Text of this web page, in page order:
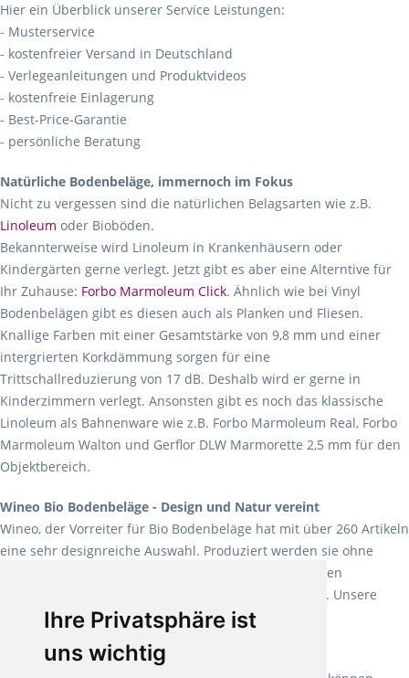
Ihre Privatsphäre ist
uns wichtig
Hier ein Überblick unserer Service Leistungen:
- Musterservice
- kostenfreier Versand in Deutschland
- Verlegeanleitungen und Produktvideos
- kostenfreie Einlagerung
- Best-Price-Garantie
- persönliche Beratung
Natürliche Bodenbeläge, immernoch im Fokus
Nicht zu vergessen sind die natürlichen Belagsarten wie z.B.
Linoleum oder Bioböden.
Bekannterweise wird Linoleum in Krankenhäusern oder
Kindergärten gerne verlegt. Jetzt gibt es aber eine Alterntive für
Ihr Zuhause: Forbo Marmoleum Click. Ähnlich wie bei Vinyl
Bodenbelägen gibt es diesen auch als Planken und Fliesen.
Knallige Farben mit einer Gesamtstärke von 9,8 mm und einer
intergrierten Korkdämmung sorgen für eine
Trittschallreduzierung von 17 dB. Deshalb wird er gerne in
Kinderzimmern verlegt. Ansonsten gibt es noch das klassische
Linoleum als Bahnenware wie z.B. Forbo Marmoleum Real, Forbo
Marmoleum Walton und Gerflor DLW Marmorette 2,5 mm für den
Objektbereich.
Wineo Bio Bodenbeläge - Design und Natur vereint
Wineo, der Vorreiter für Bio Bodenbeläge hat mit über 260 Artikeln
eine sehr designreiche Auswahl. Produziert werden sie ohne
Weichmacher und Lösungsmittel. Mit allen verfügbaren
Verlegearten ist er für jegliche Bauvorhaben attraktiv. Unsere
Empfehlung:Wineo 1000 Multi Layer XXL.
Teppiche für ein angenehmes Laufgefühl